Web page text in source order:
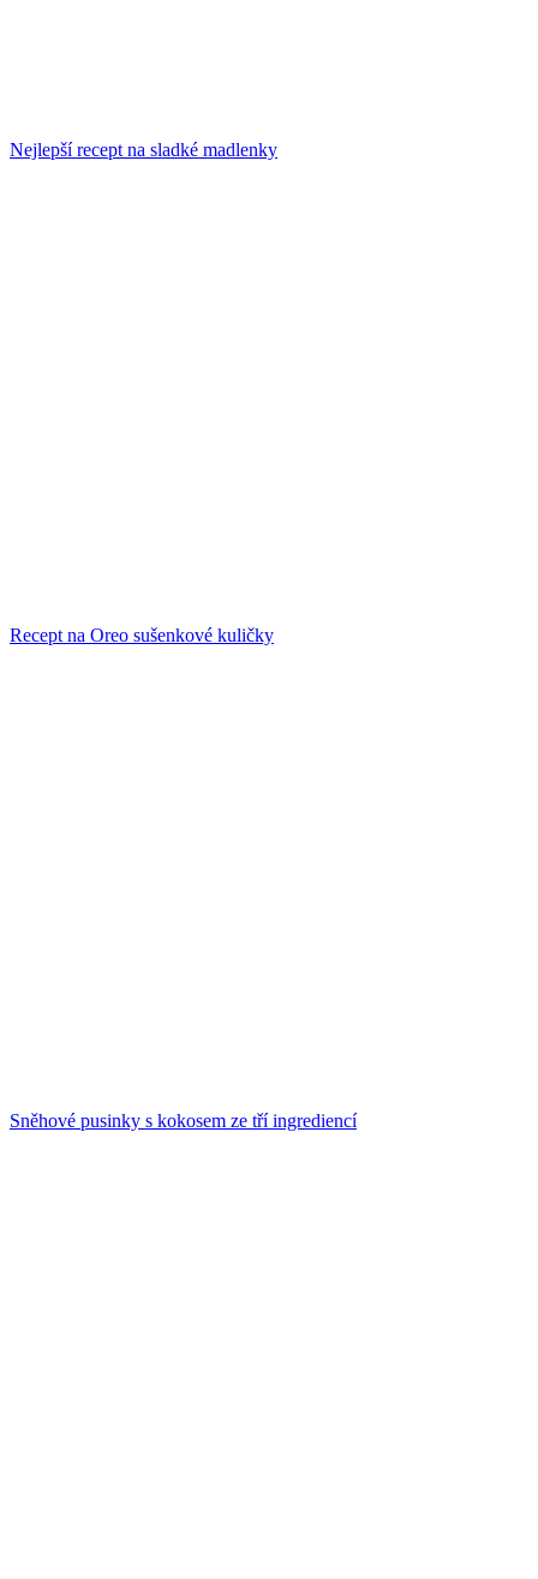
Nejlepší recept na sladké madlenky
Recept na Oreo sušenkové kuličky
Sněhové pusinky s kokosem ze tří ingrediencí